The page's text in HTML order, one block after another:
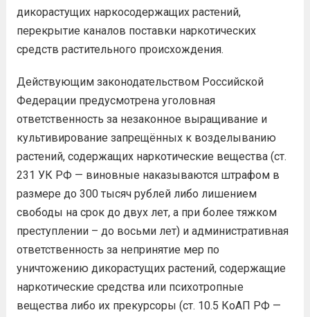
дикорастущих наркосодержащих растений,
перекрытие каналов поставки наркотических
средств растительного происхождения.
Действующим законодательством Российской
Федерации предусмотрена уголовная
ответственность за незаконное выращивание и
культивирование запрещённых к возделыванию
растений, содержащих наркотические вещества (ст.
231 УК РФ — виновные наказываются штрафом в
размере до 300 тысяч рублей либо лишением
свободы на срок до двух лет, а при более тяжком
преступлении – до восьми лет) и административная
ответственность за непринятие мер по
уничтожению дикорастущих растений, содержащие
наркотические средства или психотропные
вещества либо их прекурсоры (ст. 10.5 КоАП РФ —